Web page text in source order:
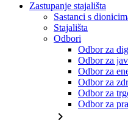
Zastupanje stajališta
Sastanci s
Stajališta
Odbori
Odbor za
Odbor za
Odbor za
Odbor za
Odbor za
Odbor za
chevron_right